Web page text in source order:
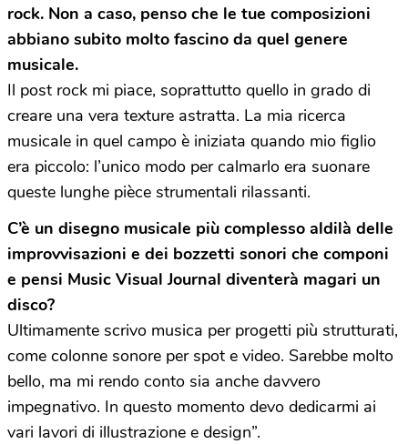
rock. Non a caso, penso che le tue composizioni
abbiano subito molto fascino da quel genere
musicale.
Il post rock mi piace, soprattutto quello in grado di
creare una vera texture astratta. La mia ricerca
musicale in quel campo è iniziata quando mio figlio
era piccolo: l’unico modo per calmarlo era suonare
queste lunghe pièce strumentali rilassanti.
C’è un disegno musicale più complesso aldilà delle
improvvisazioni e dei bozzetti sonori che componi
e pensi Music Visual Journal diventerà magari un
disco?
Ultimamente scrivo musica per progetti più strutturati,
come colonne sonore per spot e video. Sarebbe molto
bello, ma mi rendo conto sia anche davvero
impegnativo. In questo momento devo dedicarmi ai
vari lavori di illustrazione e design”.